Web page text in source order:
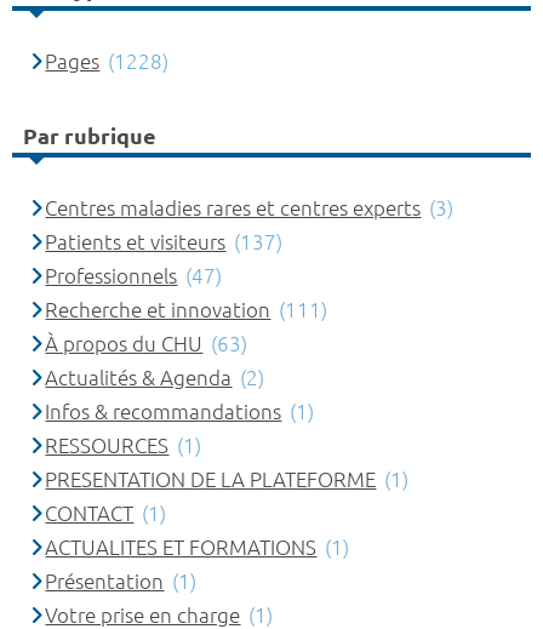
Pages (1228)
Par rubrique
Centres maladies rares et centres experts (3)
Patients et visiteurs (137)
Professionnels (47)
Recherche et innovation (111)
À propos du CHU (63)
Actualités & Agenda (2)
Infos & recommandations (1)
RESSOURCES (1)
PRESENTATION DE LA PLATEFORME (1)
CONTACT (1)
ACTUALITES ET FORMATIONS (1)
Présentation (1)
Votre prise en charge (1)